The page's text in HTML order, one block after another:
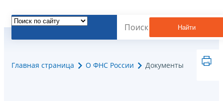
Найти
Главная страница О ФНС России Документы